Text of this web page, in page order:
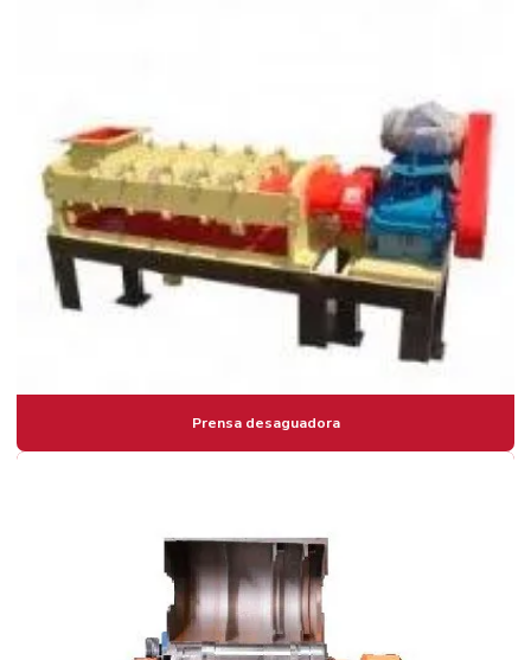
Fábrica de centrifugas
Manutenção preventiva centrifuga
Prensa desaguadora
Prensa desidratadora
Reforma de centrifugas
Prensa desaguadora